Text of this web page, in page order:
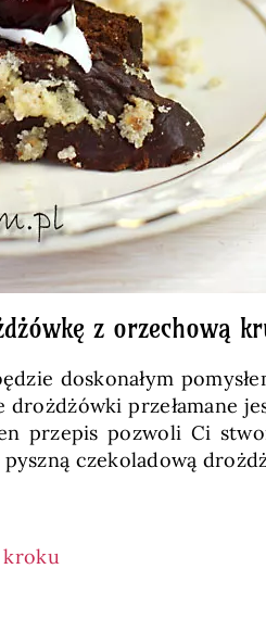
z orzechową
doskonałym
przełamane
przepis pozwoli Ci
czekoladową
kroku